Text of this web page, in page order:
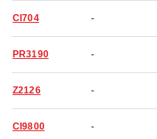
CI704 -
PR3190 -
Z2126 -
CI9800 -